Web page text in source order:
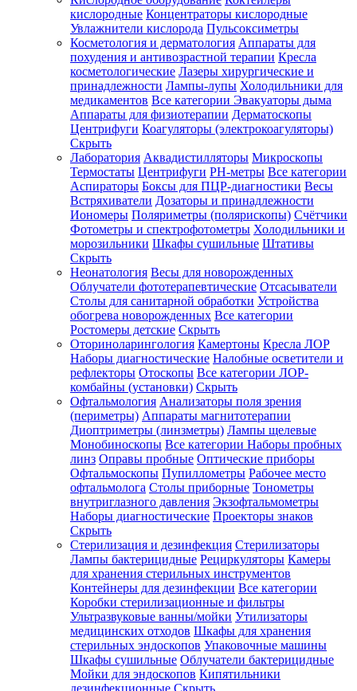
Зарегистрироваться
Зачем
регистрироваться?
Все
покупки
одном
месте
Личный
менеджер
Отслеживание
статуса
заказа
кислородные Концентраторы кислородные
Увлажнители кислорода Пульсоксиметры
Косметология и дерматология Аппараты для
похудения и антивозрастной терапии Кресла
косметологические Лазеры хирургические и
принадлежности Лампы-лупы Холодильники для
медикаментов Все категории Эвакуаторы дыма
Аппараты для физиотерапии Дерматоскопы
Центрифуги Коагуляторы (электрокоагуляторы)
Скрыть
Лаборатория Аквадистилляторы Микроскопы
Термостаты Центрифуги PH-метры Все категории
Аспираторы Боксы для ПЦР-диагностики Весы
Встряхиватели Дозаторы и принадлежности
Иономеры Поляриметры (полярископы) Счётчики
Фотометры и спектрофотометры Холодильники и
морозильники Шкафы сушильные Штативы
Скрыть
Неонатология Весы для новорожденных
Облучатели фототерапевтические Отсасыватели
Столы для санитарной обработки Устройства
обогрева новорожденных Все категории
Ростомеры детские Скрыть
Оториноларингология Камертоны Кресла ЛОР
Наборы диагностические Налобные осветители и
рефлекторы Отоскопы Все категории ЛОР-
комбайны (установки) Скрыть
Офтальмология Анализаторы поля зрения
(периметры) Аппараты магнитотерапии
Диоптриметры (линзметры) Лампы щелевые
Монобиноскопы Все категории Наборы пробных
линз Оправы пробные Оптические приборы
Офтальмоскопы Пупиллометры Рабочее место
офтальмолога Столы приборные Тонометры
внутриглазного давления Экзофтальмометры
Наборы диагностические Проекторы знаков
Скрыть
Стерилизация и дезинфекция Стерилизаторы
Лампы бактерицидные Рециркуляторы Камеры
для хранения стерильных инструментов
Контейнеры для дезинфекции Все категории
Коробки стерилизационные и фильтры
Ультразвуковые ванны/мойки Утилизаторы
медицинских отходов Шкафы для хранения
стерильных эндоскопов Упаковочные машины
Шкафы сушильные Облучатели бактерицидные
Мойки для эндоскопов Кипятильники
дезинфекционные Скрыть